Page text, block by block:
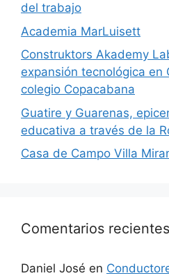
del trabajo
Academia MarLuisett
Construktors Akademy
expansión tecnológica en
colegio Copacabana
Guatire y Guarenas,
educativa a través de la
Casa de Campo Villa
Comentarios recientes
Daniel José en